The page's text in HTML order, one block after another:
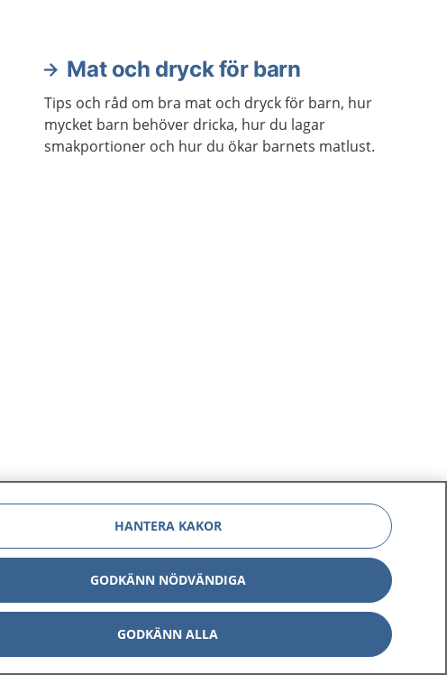
Mat och dryck för barn
Tips och råd om bra mat och dryck för barn, hur
mycket barn behöver dricka, hur du lagar
smakportioner och hur du ökar barnets matlust.
HANTERA KAKOR
GODKÄNN NÖDVÄNDIGA
GODKÄNN ALLA